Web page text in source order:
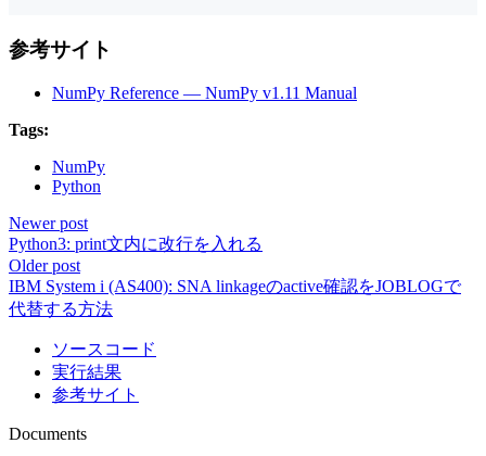
参考サイト
NumPy Reference — NumPy v1.11 Manual
Tags:
NumPy
Python
Newer post
Python3: print文内に改行を入れる
Older post
IBM System i (AS400): SNA linkageのactive確認をJOBLOGで
代替する方法
ソースコード
実行結果
参考サイト
Documents